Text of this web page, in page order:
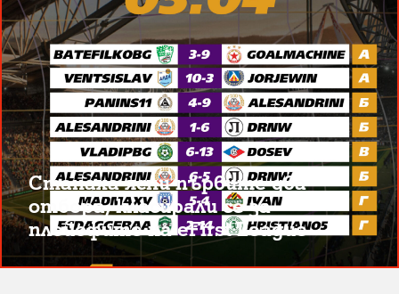
Станаха ясни първите два
отбора, класирали се за
плейофите на eFirst League